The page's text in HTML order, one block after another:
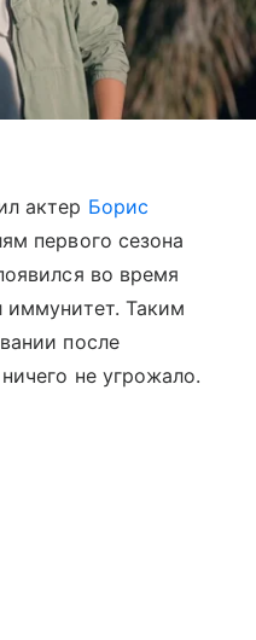
актер Борис
первого сезона
во время
иммунитет. Таким
после
не угрожало.